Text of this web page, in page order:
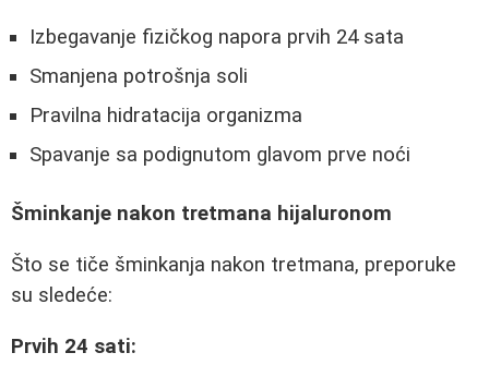
Izbegavanje fizičkog napora prvih 24 sata
Smanjena potrošnja soli
Pravilna hidratacija organizma
Spavanje sa podignutom glavom prve noći
Šminkanje nakon tretmana hijaluronom
Što se tiče šminkanja nakon tretmana, preporuke
su sledeće:
Prvih 24 sati: